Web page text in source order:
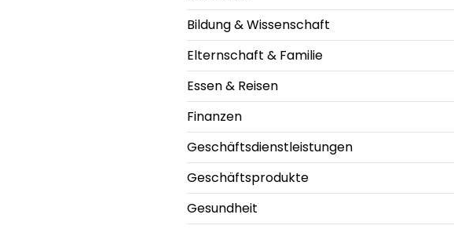
Bildung & Wissenschaft
Elternschaft & Familie
Essen & Reisen
Finanzen
Geschäftsdienstleistungen
Geschäftsprodukte
Gesundheit